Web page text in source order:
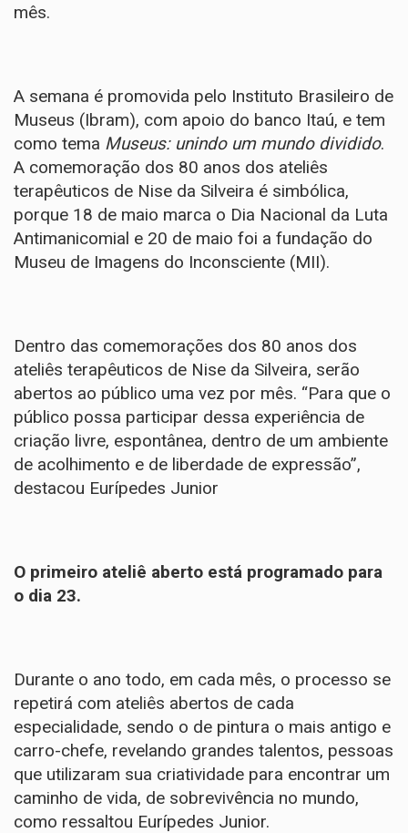
mês.
A semana é promovida pelo Instituto Brasileiro de
Museus (Ibram), com apoio do banco Itaú, e tem
como tema Museus: unindo um mundo dividido.
A comemoração dos 80 anos dos ateliês
terapêuticos de Nise da Silveira é simbólica,
porque 18 de maio marca o Dia Nacional da Luta
Antimanicomial e 20 de maio foi a fundação do
Museu de Imagens do Inconsciente (MII).
Dentro das comemorações dos 80 anos dos
ateliês terapêuticos de Nise da Silveira, serão
abertos ao público uma vez por mês. “Para que o
público possa participar dessa experiência de
criação livre, espontânea, dentro de um ambiente
de acolhimento e de liberdade de expressão”,
destacou Eurípedes Junior
O primeiro ateliê aberto está programado para
o dia 23.
Durante o ano todo, em cada mês, o processo se
repetirá com ateliês abertos de cada
especialidade, sendo o de pintura o mais antigo e
carro-chefe, revelando grandes talentos, pessoas
que utilizaram sua criatividade para encontrar um
caminho de vida, de sobrevivência no mundo,
como ressaltou Eurípedes Junior.